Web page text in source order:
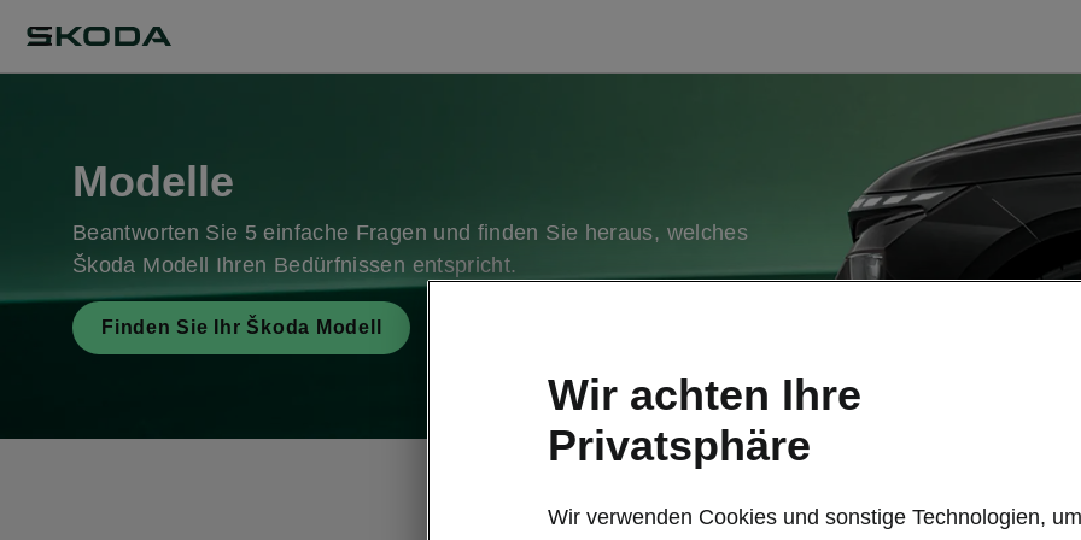
Modelle
Beantworten Sie 5 einfache Fragen und finden Sie heraus, welches
Škoda Modell Ihren Bedürfnissen entspricht.
Finden Sie Ihr Škoda Modell
Wir achten Ihre
Privatsphäre
Wir verwenden Cookies und sonstige Technologien, um